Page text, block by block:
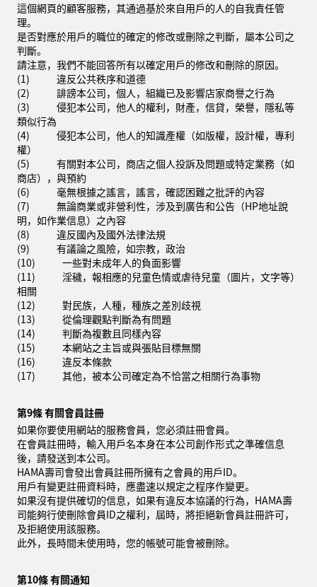
這個網頁的顧客服務，其通過基於來自用戶的人的自我責任管
理。
是否對應於用戶的職位的確定的修改或刪除之判斷，屬本公司之
判斷。
請注意，我們不能回答所有以確定用戶的修改和刪除的原因。
(1)
違反公共秩序和道德
(2)
誹謗本公司，個人，組織已及影響店家商譽之行為
(3)
侵犯本公司，他人的權利，財產，信貸，榮譽，隱私等
類似行為
(4)
侵犯本公司，他人的知識產權（如版權，設計權，專利
權）
(5)
有關對本公司，商店之個人投訴及問題或特定業務（如
商店），與預約
(6)
毫無根據之謠言，謠言，確認困難之批評的內容
(7)
無論商業或非營利性，涉及到廣告和公告（HP地址說
明，如作業信息）之內容
(8)
違反國內及國外法律法規
(9)
有議論之風險，如宗教，政治
(10)
一些對未成年人的負面影響
(11)
淫穢，報相應的兒童色情或虐待兒童（圖片，文字等）
相關
(12)
對民族，人種，種族之差別歧視
(13)
從倫理觀點判斷為有問題
(14)
判斷為複數且同樣內容
(15)
本網站之主旨或與張貼目標無關
(16)
違反本條款
(17)
其他，被本公司確定為不恰當之相關行為事物
第9條 有關會員註冊
如果你要使用網站的服務會員，您必須註冊會員。
在會員註冊時，輸入用戶名本身在本公司創作形式之準確信息
後，請發送到本公司。
HAMA壽司會發出會員註冊所擁有之會員的用戶ID。
用戶有變更註冊資料時，應盡速以規定之程序作變更。
如果沒有提供確切的信息，如果有違反本協議的行為，HAMA壽
司能夠行使刪除會員ID之權利，屆時，將拒絕新會員註冊許可，
及拒絕使用該服務。
此外，長時間未使用時，您的帳號可能會被刪除。
第10條 有關通知